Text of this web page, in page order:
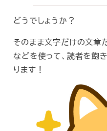
どうでしょうか？
そのまま文字だけの文章
などを使って、読者を飽
ります！